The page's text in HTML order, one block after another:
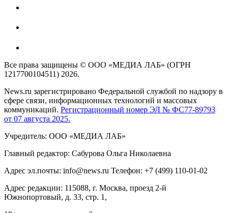
Все права защищены © ООО «МЕДИА ЛАБ» (ОГРН
1217700104511) 2026.
News.ru зарегистрировано Федеральной службой по надзору в
сфере связи, информационных технологий и массовых
коммуникаций. Регистрационный номер ЭЛ № ФС77-89793
от 07 августа 2025.
Учредитель: ООО «МЕДИА ЛАБ»
Главный редактор: Сабурова Ольга Николаевна
Адрес эл.почты: info@news.ru Телефон: +7 (499) 110-01-02
Адрес редакции: 115088, г. Москва, проезд 2-й
Южнопортовый, д. 33, стр. 1,